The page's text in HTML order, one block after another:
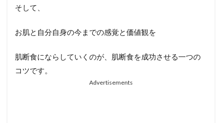
そして、
お肌と自分自身の今までの感覚と価値観を
肌断食にならしていくのが、肌断食を成功させる一つの
コツです。
Advertisements